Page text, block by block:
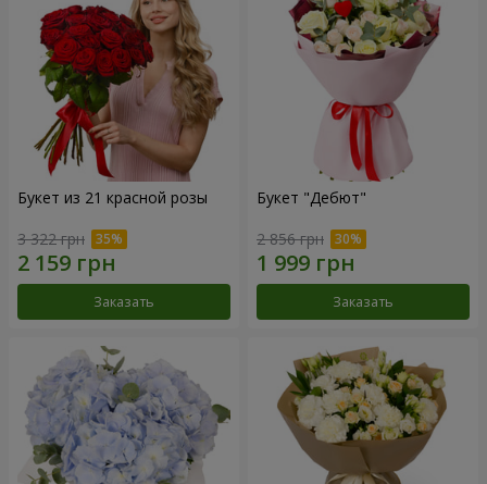
Букет из 21 красной розы
3 322 грн
Заказать
Букет "Дебют"
2 856 грн
Заказать